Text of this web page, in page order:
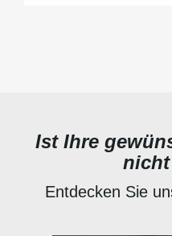
Ist Ihre
Entdecken Sie